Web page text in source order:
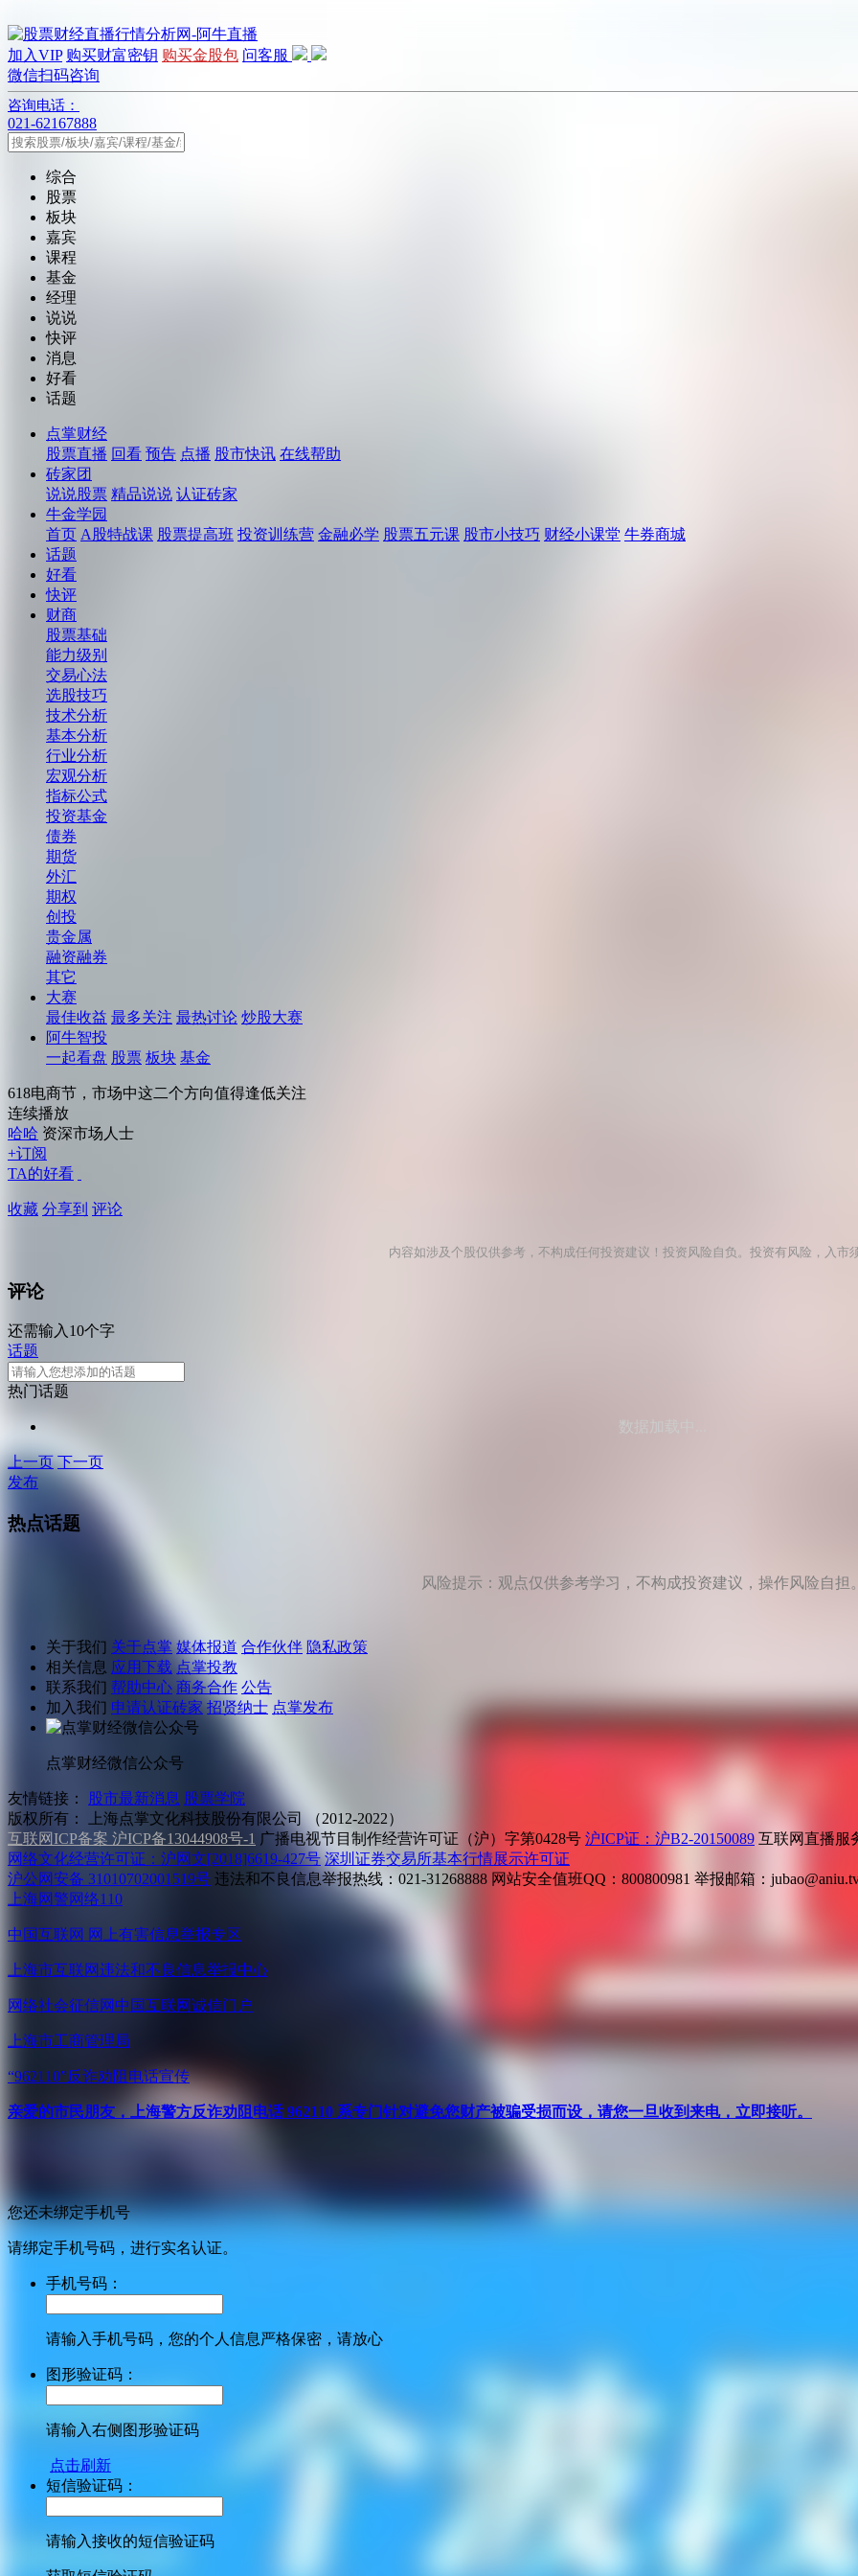
加入VIP 购买财富密钥 购买金股包 问客服
微信扫码咨询
咨询电话：
021-62167888
综合
股票
板块
嘉宾
课程
基金
经理
说说
快评
消息
好看
话题
点掌财经
股票直播 回看 预告 点播 股市快讯 在线帮助
砖家团
说说股票 精品说说 认证砖家
牛金学园
首页 A股特战课 股票提高班 投资训练营 金融必学 股票五元课 股市小技巧 财经小课堂 牛券商城
话题
好看
快评
财商
股票基础
能力级别
交易心法
选股技巧
技术分析
基本分析
行业分析
宏观分析
指标公式
投资基金
债券
期货
外汇
期权
创投
贵金属
融资融券
其它
大赛
最佳收益 最多关注 最热讨论 炒股大赛
阿牛智投
一起看盘 股票 板块 基金
618电商节，市场中这二个方向值得逢低关注
连续播放
哈哈 资深市场人士
+订阅
TA的好看
收藏 分享到 评论
内容如涉及个股仅供参考，不构成任何投资建议！投资风险自负。投资有风险，入市
评论
还需输入10个字
话题
热门话题
数据加载中...
上一页 下一页
发布
热点话题
风险提示：观点仅供参考学习，不构成投资建议，操作风险自担
关于我们 关于点掌 媒体报道 合作伙伴 隐私政策
相关信息 应用下载 点掌投教
联系我们 帮助中心 商务合作 公告
加入我们 申请认证砖家 招贤纳士 点掌发布
点掌财经微信公众号
友情链接： 股市最新消息 股票学院
版权所有：
上海点掌文化科技股份有限公司 （2012-2022）
互联网ICP备案 沪ICP备13044908号-1 广播电视节目制作经营许可证（沪）字第0428号 沪ICP证：沪B2-20150089 互联网直播服
网络文化经营许可证：沪网文[2018]6619-427号 深圳证券交易所基本行情展示许可证
沪公网安备 31010702001519号 违法和不良信息举报热线：021-31268888 网站安全值班QQ：800800981 举报邮箱：
上海网警网络110
中国互联网 网上有害信息举报专区
上海市互联网违法和不良信息举报中心
网络社会征信网 中国互联网诚信门户
上海市工商管理局
“962110”反诈劝阻电话宣传
亲爱的市民朋友，上海警方反诈劝阻电话 962110 系专门针对避免您财产被骗受损而设，请您一旦收到来电，立即接听。
您还未绑定手机号
请绑定手机号码，进行实名认证。
手机号码：
请输入手机号码，您的个人信息严格保密，请放心
图形验证码：
请输入右侧图形验证码
点击刷新
短信验证码：
请输入接收的短信验证码